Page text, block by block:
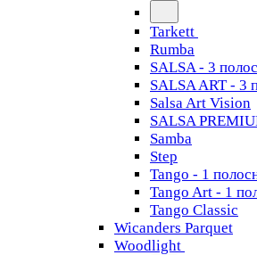
Tarkett
Rumba
SALSA - 3
SALSA ART - 3
Salsa Art Vision
SALSA
Samba
Step
Tango - 1
Tango Art - 1
Tango Classiс
Wicanders Parquet
Woodlight